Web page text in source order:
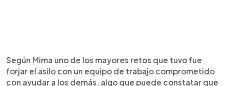
Según Mima uno de los mayores retos que tuvo fue
forjar el asilo con un equipo de trabajo comprometido
con ayudar a los demás, algo que puede constatar que